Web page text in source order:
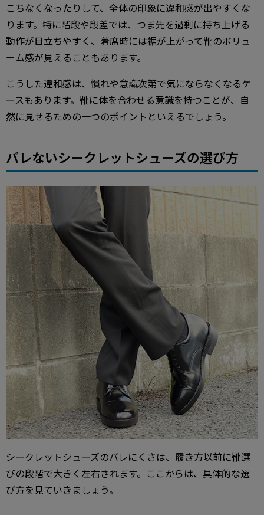
こちなくなったりして、全体の印象に違和感が出やすくな
ります。特に階段や段差では、つま先を過剰に持ち上げる
動作が目立ちやすく、着席時には裾が上がって靴のボリュ
ーム感が見えることもあります。
こうした違和感は、慣れや意識次第で気にならなくなるケ
ースもあります。靴に体を合わせる意識を持つことが、自
然に見せるための一つのポイントといえるでしょう。
バレないシークレットシューズの選び方
シークレットシューズのバレにくさは、履き方以前に靴選
びの段階で大きく左右されます。ここからは、具体的な選
び方を見ていきましょう。